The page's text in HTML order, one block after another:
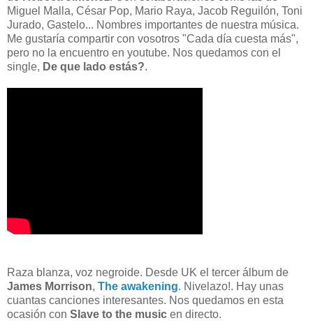
Miguel Malla, César Pop, Mario Raya, Jacob Reguilón, Toni
Jurado, Gastelo... Nombres importantes de nuestra música.
Me gustaría compartir con vosotros "Cada día cuesta más",
pero no la encuentro en youtube. Nos quedamos con el
single, De que lado estás?.
Raza blanza, voz negroide. Desde UK el tercer álbum de
James Morrison, The awakening. Nivelazo!. Hay unas
cuantas canciones interesantes. Nos quedamos en esta
ocasión con Slave to the music en directo.